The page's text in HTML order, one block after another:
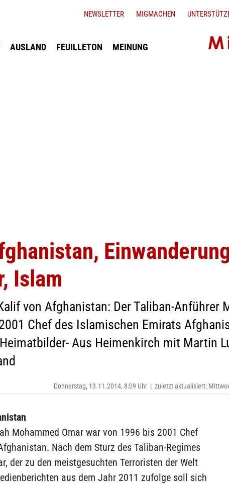
AUSLAND FEUILLETON MEINUNG
NEWSLETTER MIGMACHEN
Islam
von Afghanistan: Der Taliban-Anführer
Chef des Islamischen Emirats
Aus Heimenkirch mit Martin
Donnerstag, 13.11.2014, 8:09 Uhr | zuletzt aktualisiert:
Mohammed Omar war von 1996 bis 2001 Chef
Nach dem Sturz des Taliban-Regimes
der zu den meistgesuchten Terroristen der Welt
aus dem Jahr 2011 zufolge soll sich